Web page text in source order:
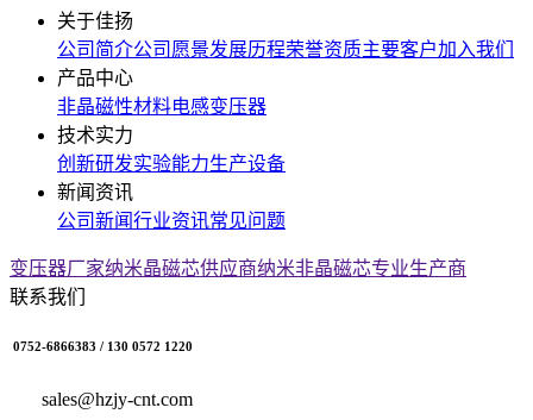
关于佳扬
公司简介公司愿景发展历程荣誉资质主要客户加入我们
产品中心
非晶磁性材料电感变压器
技术实力
创新研发实验能力生产设备
新闻资讯
公司新闻行业资讯常见问题
变压器厂家纳米晶磁芯供应商纳米非晶磁芯专业生产商
联系我们
0752-6866383 / 130 0572 1220
sales@hzjy-cnt.com